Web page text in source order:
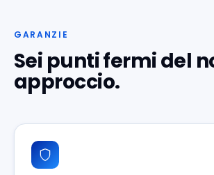
GARANZIE
Sei punti fermi del
approccio.